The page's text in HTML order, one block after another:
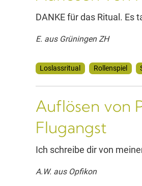
DANKE für das Ritual.
E. aus Grüningen ZH
Loslassritual Rollenspiel
Auflösen von
Flugangst
Ich schreibe dir von
A.W. aus Opfikon